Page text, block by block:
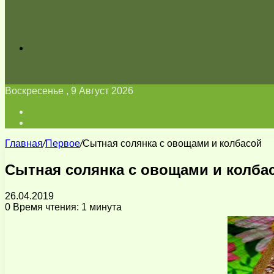
Воскресенье , 9 Август 2026
Главная/Первое/Сытная солянка с овощами и колбасой
Сытная солянка с овощами и
26.04.2019
0 Время чтения: 1 минута